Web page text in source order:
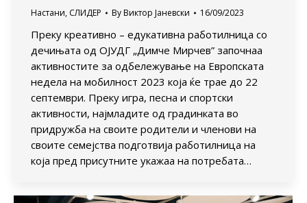
Настани, СЛИДЕР By Виктор Јаневски 16/09/2023
Преку креативно – едукативна работилница со
дечињата од ОЈУДГ „Димче Мирчев” започнаа
активностите за одбележување на Европската
недела на мобилност 2023 која ќе трае до 22
септември. Преку игра, песна и спортски
активности, најмладите од градинката во
придружба на своите родители и членови на
своите семејства подготвија работилница на
која пред присутните укажаа на потребата…